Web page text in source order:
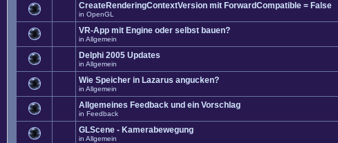
CreateRenderingContextVersion mit ForwardCompatible = False
in OpenGL
VR-App mit Engine oder selbst bauen?
in Allgemein
Delphi 2005 Updates
in Allgemein
Wie Speicher in Lazarus angucken?
in Allgemein
Allgemeines Feedback und ein Vorschlag
in Feedback
GLScene - Kamerabewegung
in Allgemein